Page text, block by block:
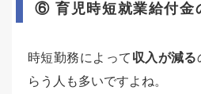
⑥ 育児時短就業給付金
時短勤務によって 収入が減る
らう人も多いですよね。